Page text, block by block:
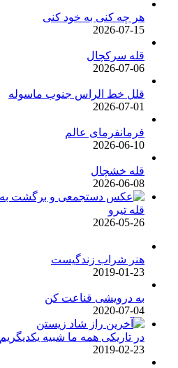
هر چه کنی به خود کنی
2026-07-15
قله سرکچال
2026-07-06
قلل خط الراس جنوب ماسوله
2026-07-01
فرمانفرمای عالم
2026-06-10
قله خشچال
2026-06-08
قله تیرو
2026-05-26
هنر شراب زندگیست
2019-01-23
به درویشی قناعت کن
2020-07-04
در تاریکی همه ما شبیه یکدیگریم
2019-02-23